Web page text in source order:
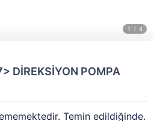
DİREKSİYON POMPA
Temin edildiğinde.